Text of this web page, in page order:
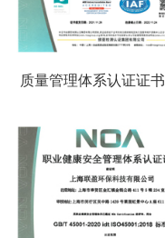
质量管理体系认证证书